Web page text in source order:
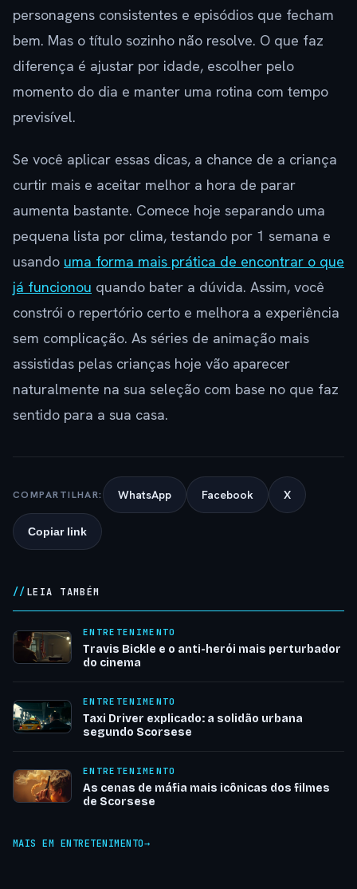
personagens consistentes e episódios que fecham
bem. Mas o título sozinho não resolve. O que faz
diferença é ajustar por idade, escolher pelo
momento do dia e manter uma rotina com tempo
previsível.
Se você aplicar essas dicas, a chance de a criança
curtir mais e aceitar melhor a hora de parar
aumenta bastante. Comece hoje separando uma
pequena lista por clima, testando por 1 semana e
usando uma forma mais prática de encontrar o que
já funcionou quando bater a dúvida. Assim, você
constrói o repertório certo e melhora a experiência
sem complicação. As séries de animação mais
assistidas pelas crianças hoje vão aparecer
naturalmente na sua seleção com base no que faz
sentido para a sua casa.
COMPARTILHAR: WhatsApp Facebook X
Copiar link
LEIA TAMBÉM
ENTRETENIMENTO
Travis Bickle e o anti-herói mais perturbador
do cinema
ENTRETENIMENTO
Taxi Driver explicado: a solidão urbana
segundo Scorsese
ENTRETENIMENTO
As cenas de máfia mais icônicas dos filmes
de Scorsese
MAIS EM ENTRETENIMENTO